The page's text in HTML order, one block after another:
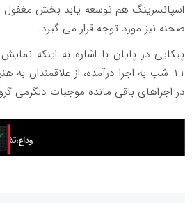
اسپانسرینگ هم توسعه یابد بخش مغفول
صحنه نیز مورد توجه قرار می گیرد.
پیکایی در پایان با اشاره به اینکه
۱۱ شب به اجرا درآمده، از علاقمندان
در اجراهای باقی مانده موجبات دلگرمی